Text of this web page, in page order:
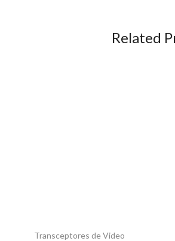
Related
Transceptores de Video